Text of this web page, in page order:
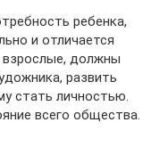
ребенка,
и отличается
должны
развить
стать личностью.
всего общества.